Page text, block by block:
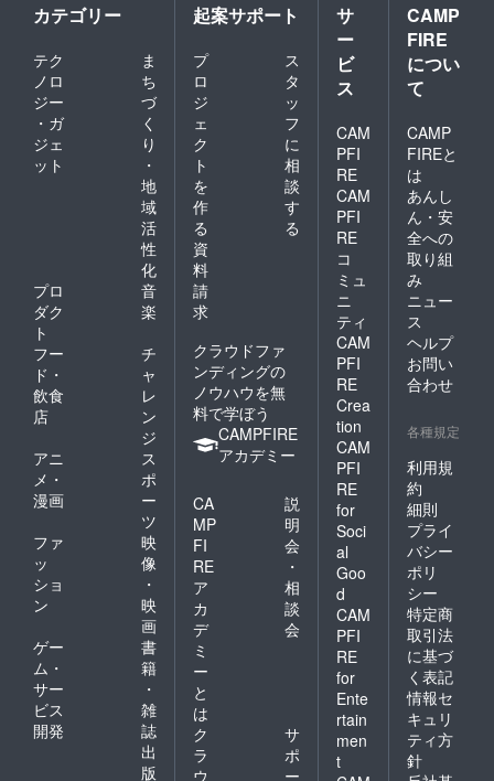
カテゴリー
テク
ノロ
ジー
・ガ
ジェ
ット
ま
ち
づ
く
り
・
地
域
活
性
化
プロ
ダク
ト
音
楽
フー
ド・
飲食
店
チ
ャ
レ
ン
ジ
アニ
メ・
漫画
ス
ポ
ー
ツ
ファ
ッ
ショ
ン
映
像
・
映
画
ゲー
ム・
サー
ビス
開発
書
籍
・
雑
誌
出
版
起案サポート
プ
ロ
ジ
ェ
ク
ト
を
作
る
ス
タ
ッ
フ
に
相
談
す
る
資
料
請
求
クラウドファ
ンディングの
ノウハウを無
料で学ぼう
CAMPFIRE
アカデミー
CA
MP
FI
RE
ア
カ
デ
ミ
ー
と
は
説
明
会
・
相
談
会
ク
ラ
ウ
サ
ポ
ー
サ
ー
ビ
ス
CAM
PFI
RE
CAM
PFI
RE
コ
ミュ
ニ
ティ
CAM
PFI
RE
Crea
tion
CAM
PFI
RE
for
Soci
al
Goo
d
CAM
PFI
RE
for
Ente
rtain
men
t
CAMP
FIRE
につい
て
CAMP
FIREと
は
あんし
ん・安
全への
取り組
み
ニュー
ス
ヘルプ
お問い
合わせ
各種規定
利用規
約
細則
プライ
バシー
ポリ
シー
特定商
取引法
に基づ
く表記
情報セ
キュリ
ティ方
針